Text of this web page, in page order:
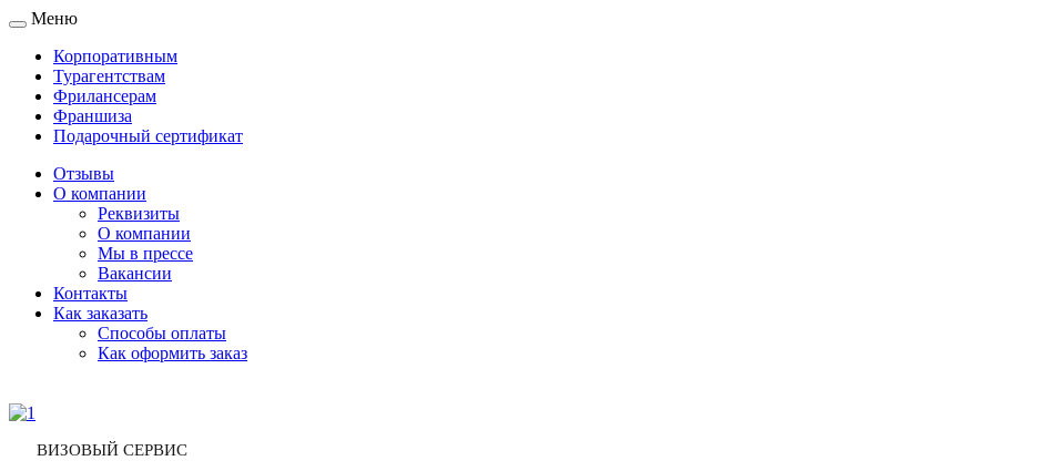
Toggle
navigation
Меню
Корпоративным
Турагентствам
Фрилансерам
Франшиза
Подарочный сертификат
Отзывы
О компании
Реквизиты
О компании
Мы в прессе
Вакансии
Контакты
Как заказать
Способы оплаты
Как оформить заказ
ВИЗОВЫЙ СЕРВИС